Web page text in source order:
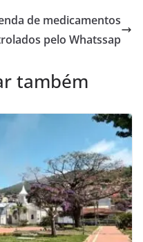
de medicamentos
pelo Whatssap
também